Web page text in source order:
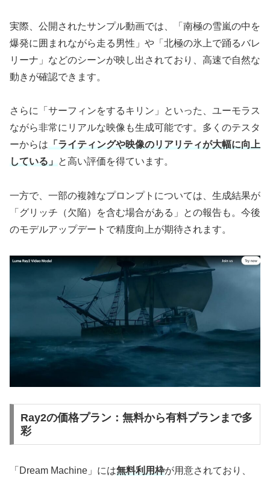
実際、公開されたサンプル動画では、「南極の雪嵐の中を
爆発に囲まれながら走る男性」や「北極の氷上で踊るバレ
リーナ」などのシーンが映し出されており、高速で自然な
動きが確認できます。
さらに「サーフィンをするキリン」といった、ユーモラス
ながら非常にリアルな映像も生成可能です。多くのテスタ
ーからは 「ライティングや映像のリアリティが大幅に向上
している」 と高い評価を得ています。
一方で、一部の複雑なプロンプトについては、生成結果が
「グリッチ（欠陥）を含む場合がある」との報告も。今後
のモデルアップデートで精度向上が期待されます。
Ray2の価格プラン：無料から有料プランまで多
彩
「Dream Machine」には無料利用枠が用意されており、